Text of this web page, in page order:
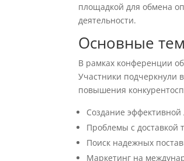
площадкой для обмена
деятельности.
Основные
В рамках конференции
Участники подчеркнули
повышения
Создание эффективной
Проблемы с доставкой
Поиск надежных
Маркетинг на